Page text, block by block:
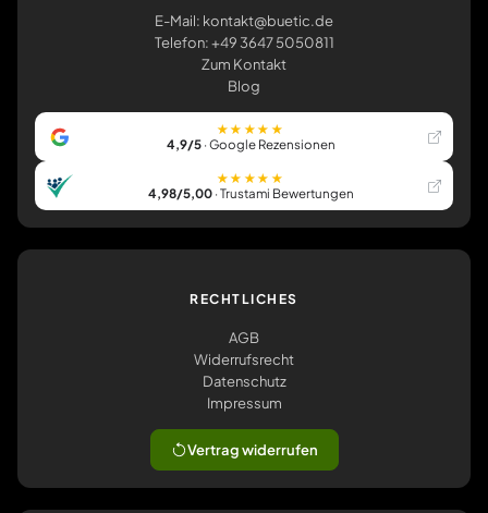
E-Mail: kontakt@buetic.de
Telefon: +49 3647 5050811
Zum Kontakt
Blog
★★★★★
4,9/5· Google Rezensionen
★★★★★
4,98/5,00· Trustami Bewertungen
RECHTLICHES
AGB
Widerrufsrecht
Datenschutz
Impressum
Vertrag widerrufen